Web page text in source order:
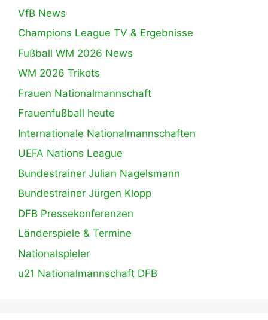
VfB News
Champions League TV & Ergebnisse
Fußball WM 2026 News
WM 2026 Trikots
Frauen Nationalmannschaft
Frauenfußball heute
Internationale Nationalmannschaften
UEFA Nations League
Bundestrainer Julian Nagelsmann
Bundestrainer Jürgen Klopp
DFB Pressekonferenzen
Länderspiele & Termine
Nationalspieler
u21 Nationalmannschaft DFB